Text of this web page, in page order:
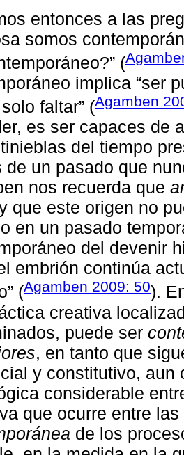
entonces a las
somos
(
implica “ser
faltar” (Agamben
es ser capaces de
del tiempo
de un pasado que
nos recuerda que
que este origen no
en un pasado
del devenir
embrión continúa
(Agamben 2009: 50).
creativa
puede ser
, en tanto que
y constitutivo, aun
considerable
que ocurre entre
de los